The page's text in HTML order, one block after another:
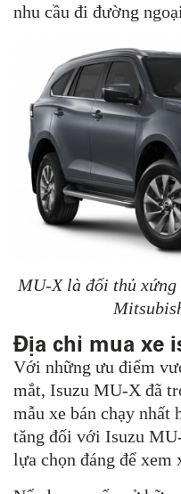
nhu cầu đi đường
MU-X là đối thủ xứng
Địa chỉ mua xe
Với những ưu điểm
mắt, Isuzu MU-X đã
mẫu xe bán chạy nhất
tăng đối với Isuzu
lựa chọn đáng để xem